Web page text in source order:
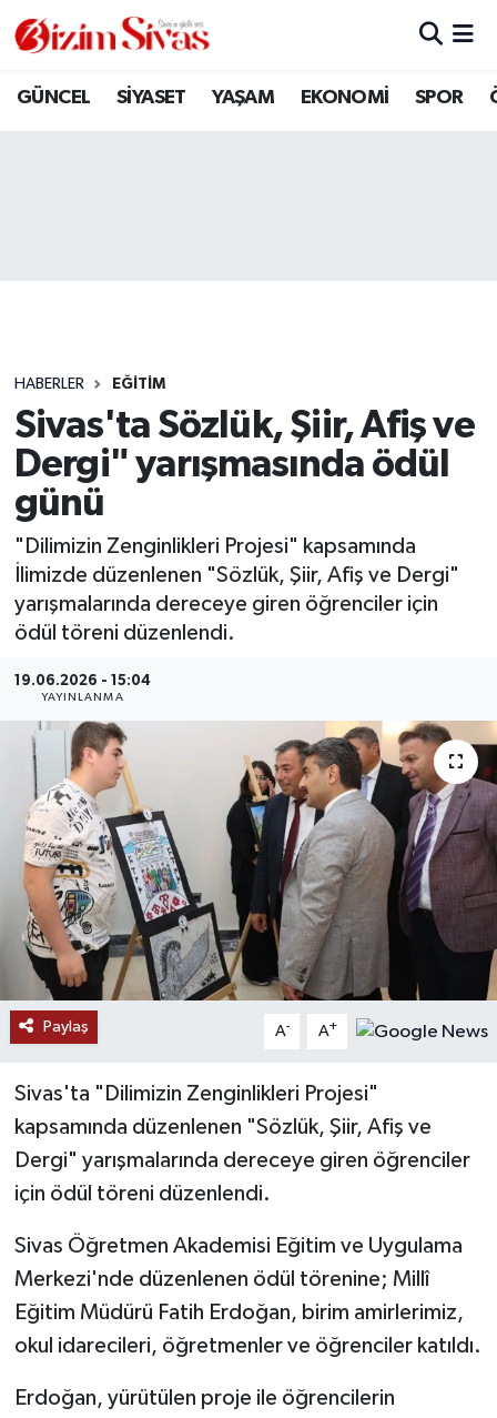
GÜNCEL SİYASET YAŞAM EKONOMİ SPOR
HABERLER EĞİTİM
Sivas'ta Sözlük, Şiir, Afiş ve
Dergi" yarışmasında ödül
günü
"Dilimizin Zenginlikleri Projesi" kapsamında
İlimizde düzenlenen "Sözlük, Şiir, Afiş ve Dergi"
yarışmalarında dereceye giren öğrenciler için
ödül töreni düzenlendi.
19.06.2026 - 15:04
YAYINLANMA
Paylaş A- A+
Sivas'ta "Dilimizin Zenginlikleri Projesi"
kapsamında düzenlenen "Sözlük, Şiir, Afiş ve
Dergi" yarışmalarında dereceye giren öğrenciler
için ödül töreni düzenlendi.
Sivas Öğretmen Akademisi Eğitim ve Uygulama
Merkezi'nde düzenlenen ödül törenine; Millî
Eğitim Müdürü Fatih Erdoğan, birim amirlerimiz,
okul idarecileri, öğretmenler ve öğrenciler katıldı.
Erdoğan, yürütülen proje ile öğrencilerin
ARAMIZDAN AYRILANLAR
GÜNCEL
KÜLTÜR
MAGAZİN
ÖZEL HABER
SAĞLIK
SİYASET
SOSYAL YARDIMLAR
SPONSORLU YAZI
SPOR
TEKNOLOJİ
YAŞAM
Sivas Nöbetçi Eczaneler
Son Dakika Haberleri
Haber Arşivi